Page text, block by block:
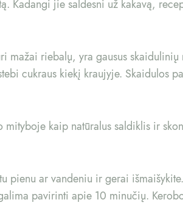
Kadangi jie saldesni už kakavą,
mažai riebalų, yra gausus
cukraus kiekį kraujyje. Skaidulos
kaip natūralus saldiklis ir
ar vandeniu ir gerai
pavirinti apie 10 minučių.